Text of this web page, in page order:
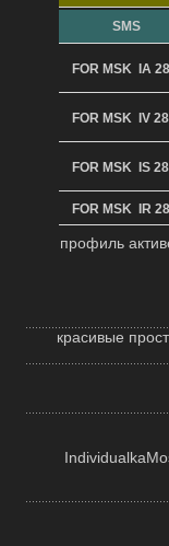
SMS
FOR MSK IA
FOR MSK IV
FOR MSK IS
FOR MSK IR
профиль
красивые